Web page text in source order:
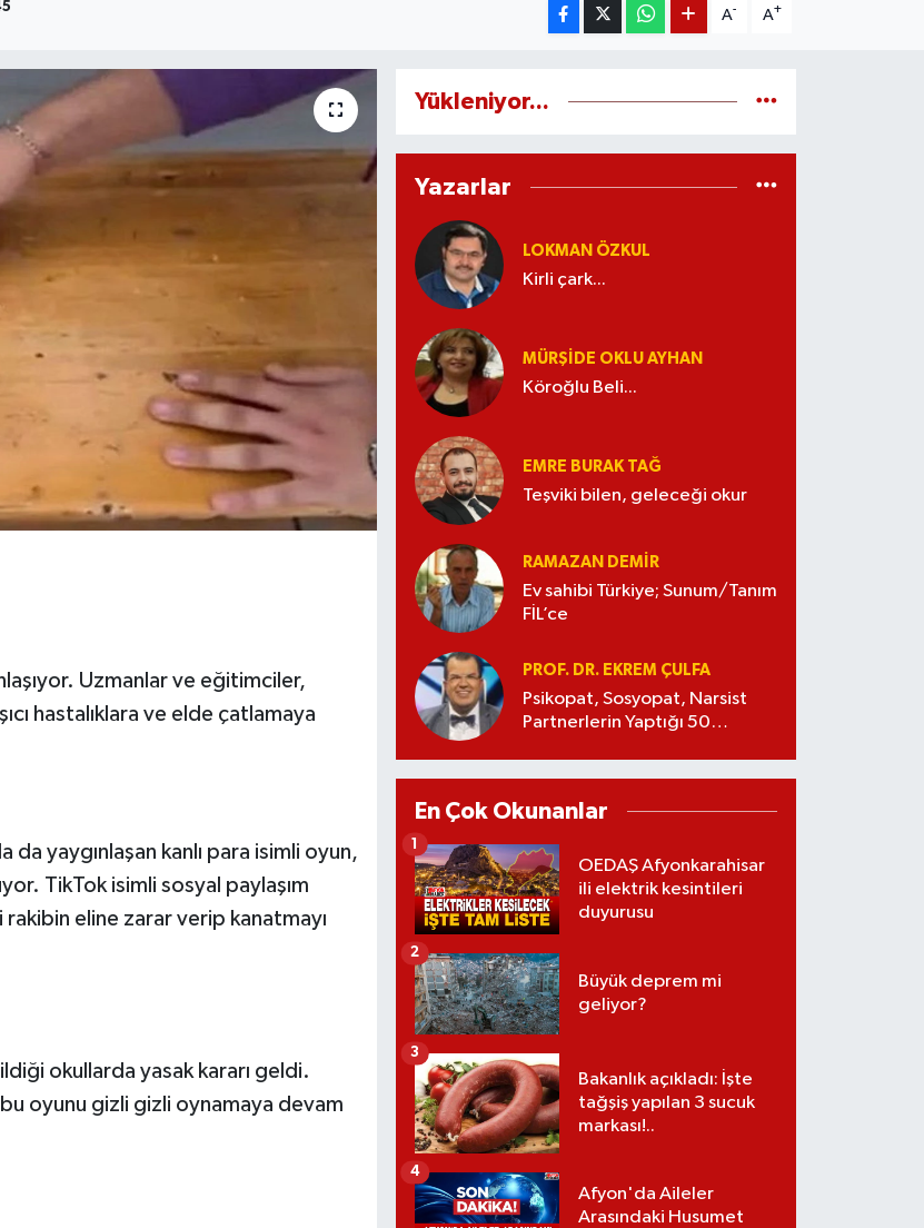
A- A+
Uzmanlar ve eğitimciler,
hastalıklara ve elde çatlamaya
yaygınlaşan kanlı para isimli oyun,
TikTok isimli sosyal paylaşım
rakibin eline zarar verip kanatmayı
okullarda yasak kararı geldi.
oyunu gizli gizli oynamaya devam
Yükleniyor...
Yazarlar
LOKMAN ÖZKUL
Kirli çark...
MÜRŞIDE OKLU AYHAN
Köroğlu Beli...
EMRE BURAK TAĞ
Teşviki bilen, geleceği okur
RAMAZAN DEMİR
Ev sahibi Türkiye; Sunum/Tanım
FİL’ce
PROF. DR. EKREM ÇULFA
Psikopat, Sosyopat, Narsist
Partnerlerin Yaptığı 50
En Çok Okunanlar
OEDAŞ Afyonkarahisar
ili elektrik kesintileri
duyurusu
1
Büyük deprem mi
geliyor?
2
Bakanlık açıkladı: İşte
tağşiş yapılan 3 sucuk
markası!..
3
Afyon'da Aileler
Arasındaki Husumet
4